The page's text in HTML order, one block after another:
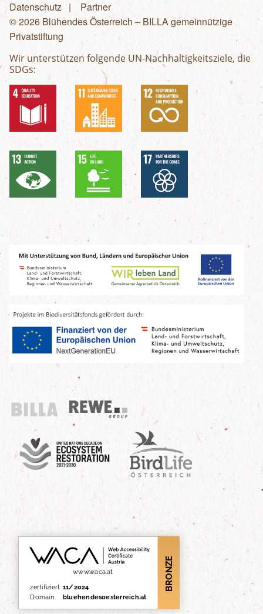
Fußzeilenmenü
Datenschutz
Partner
© 2026 Blühendes Österreich – BILLA gemeinnützige
Privatstiftung
Wir unterstützen folgende UN-Nachhaltigkeitsziele, die
SDGs:
Billa
REWE Group
UN Decade
Birdlife